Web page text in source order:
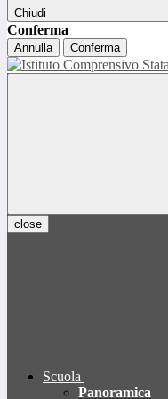
Chiudi
Conferma
Annulla Conferma
close
Scuola
Panoramica